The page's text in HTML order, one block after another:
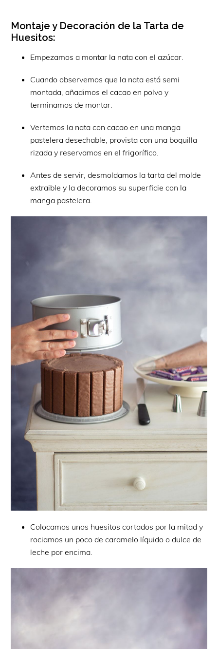
Montaje y Decoración de la Tarta de
Huesitos:
Empezamos a montar la nata con el azúcar.
Cuando observemos que la nata está semi
montada, añadimos el cacao en polvo y
terminamos de montar.
Vertemos la nata con cacao en una manga
pastelera desechable, provista con una boquilla
rizada y reservamos en el frigorífico.
Antes de servir, desmoldamos la tarta del molde
extraible y la decoramos su superficie con la
manga pastelera.
Colocamos unos huesitos cortados por la mitad y
rociamos un poco de caramelo líquido o dulce de
leche por encima.